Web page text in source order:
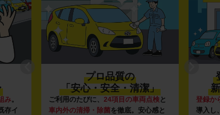
み。
存イ
プロ品質の
「安心・安全・清潔」
ご利用のたびに、 24項目の車両点検と
車内外の清掃・除菌を徹底。安心感と
登録か
導入し